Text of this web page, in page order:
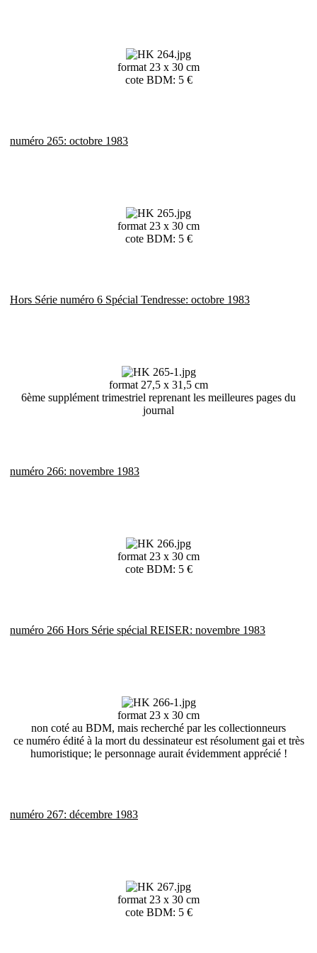
format 23 x 30 cm
cote BDM: 5 €
numéro 265: octobre 1983
format 23 x 30 cm
cote BDM: 5 €
Hors Série numéro 6 Spécial Tendresse: octobre 1983
format 27,5 x 31,5 cm
6ème supplément trimestriel reprenant les meilleures pages du
journal
numéro 266: novembre 1983
format 23 x 30 cm
cote BDM: 5 €
numéro 266 Hors Série spécial REISER: novembre 1983
format 23 x 30 cm
non coté au BDM, mais recherché par les collectionneurs
ce numéro édité à la mort du dessinateur est résolument gai et très
humoristique; le personnage aurait évidemment apprécié !
numéro 267: décembre 1983
format 23 x 30 cm
cote BDM: 5 €